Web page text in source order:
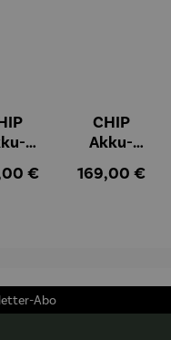
Preis:
€
CHIP
Akku-
ger DS02
Regulärer
169,00 €
Abo